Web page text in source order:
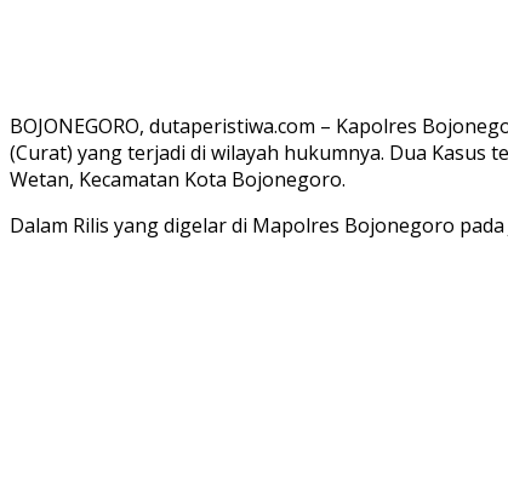
BOJONEGORO, dutaperistiwa.com – Kapolres
(Curat) yang terjadi di wilayah hukumnya. Dua
Wetan, Kecamatan Kota Bojonegoro.
Dalam Rilis yang digelar di Mapolres Bojonegoro